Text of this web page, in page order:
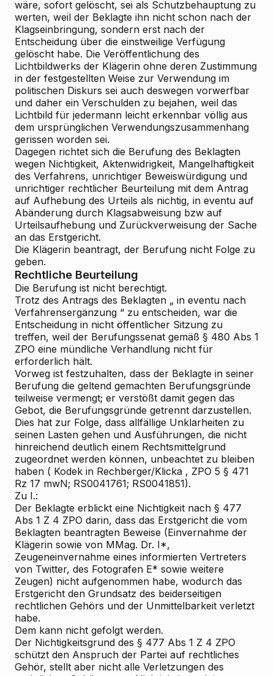
wäre, sofort gelöscht, sei als Schutzbehauptung zu
werten, weil der Beklagte ihn nicht schon nach der
Klagseinbringung, sondern erst nach der
Entscheidung über die einstweilige Verfügung
gelöscht habe. Die Veröffentlichung des
Lichtbildwerks der Klägerin ohne deren Zustimmung
in der festgestellten Weise zur Verwendung im
politischen Diskurs sei auch deswegen vorwerfbar
und daher ein Verschulden zu bejahen, weil das
Lichtbild für jedermann leicht erkennbar völlig aus
dem ursprünglichen Verwendungszusammenhang
gerissen worden sei.
Dagegen richtet sich die Berufung des Beklagten
wegen Nichtigkeit, Aktenwidrigkeit, Mangelhaftigkeit
des Verfahrens, unrichtiger Beweiswürdigung und
unrichtiger rechtlicher Beurteilung mit dem Antrag
auf Aufhebung des Urteils als nichtig, in eventu auf
Abänderung durch Klagsabweisung bzw auf
Urteilsaufhebung und Zurückverweisung der Sache
an das Erstgericht.
Die Klägerin beantragt, der Berufung nicht Folge zu
geben.
Rechtliche Beurteilung
Die Berufung ist nicht berechtigt.
Trotz des Antrags des Beklagten „ in eventu nach
Verfahrensergänzung “ zu entscheiden, war die
Entscheidung in nicht öffentlicher Sitzung zu
treffen, weil der Berufungssenat gemäß § 480 Abs 1
ZPO eine mündliche Verhandlung nicht für
erforderlich hält.
Vorweg ist festzuhalten, dass der Beklagte in seiner
Berufung die geltend gemachten Berufungsgründe
teilweise vermengt; er verstößt damit gegen das
Gebot, die Berufungsgründe getrennt darzustellen.
Dies hat zur Folge, dass allfällige Unklarheiten zu
seinen Lasten gehen und Ausführungen, die nicht
hinreichend deutlich einem Rechtsmittelgrund
zugeordnet werden können, unbeachtet zu bleiben
haben ( Kodek in Rechberger/Klicka , ZPO 5 § 471
Rz 17 mwN; RS0041761; RS0041851).
Zu I.:
Der Beklagte erblickt eine Nichtigkeit nach § 477
Abs 1 Z 4 ZPO darin, dass das Erstgericht die vom
Beklagten beantragten Beweise (Einvernahme der
Klägerin sowie von MMag. Dr. I*,
Zeugeneinvernahme eines informierten Vertreters
von Twitter, des Fotografen E* sowie weitere
Zeugen) nicht aufgenommen habe, wodurch das
Erstgericht den Grundsatz des beiderseitigen
rechtlichen Gehörs und der Unmittelbarkeit verletzt
habe.
Dem kann nicht gefolgt werden.
Der Nichtigkeitsgrund des § 477 Abs 1 Z 4 ZPO
schützt den Anspruch der Partei auf rechtliches
Gehör, stellt aber nicht alle Verletzungen des